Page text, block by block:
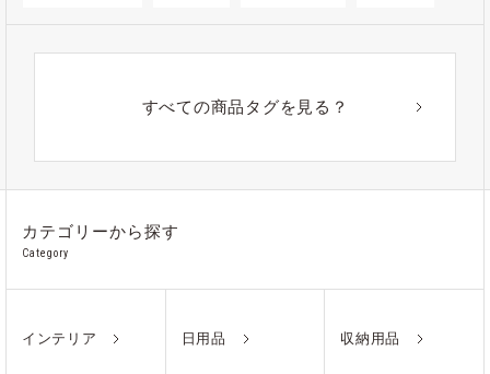
すべての商品タグを見る？
カテゴリーから探す
Category
インテリア 日用品 収納用品